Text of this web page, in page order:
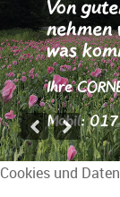
Cookies und